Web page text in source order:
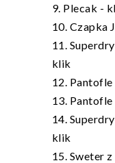
9. Plecak -
10. Czapka
11.
klik
12.
13.
14.
klik
15. Sweter